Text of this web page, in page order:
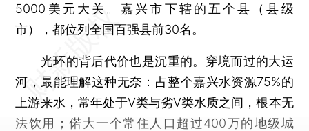
5000美元大关。嘉兴市下辖的五个县（县级
市），都位列全国百强县前30名。
光环的背后代价也是沉重的。穿境而过的大运
河，最能理解这种无奈：占整个嘉兴水资源75%的
上游来水，常年处于V类与劣V类水质之间，根本无
法饮用；偌大一个常住人口超过400万的地级城